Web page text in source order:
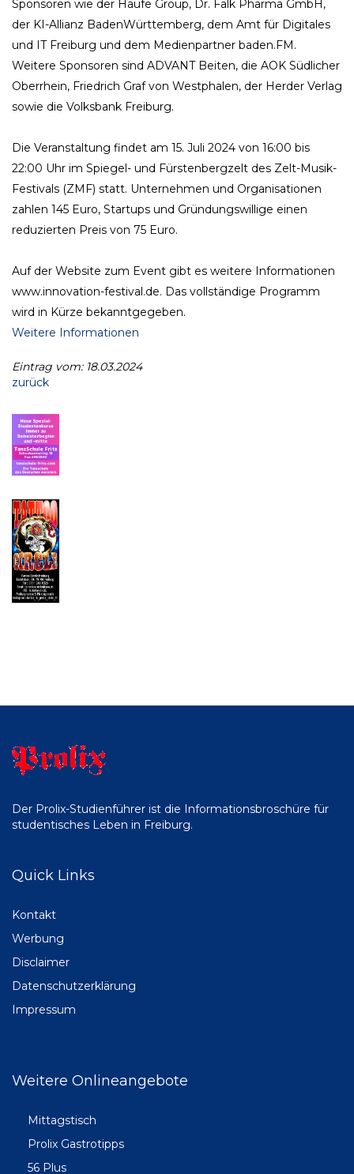
Sponsoren wie der Haufe Group, Dr. Falk Pharma GmbH,
der KI-Allianz BadenWürttemberg, dem Amt für Digitales
und IT Freiburg und dem Medienpartner baden.FM.
Weitere Sponsoren sind ADVANT Beiten, die AOK Südlicher
Oberrhein, Friedrich Graf von Westphalen, der Herder Verlag
sowie die Volksbank Freiburg.
Die Veranstaltung findet am 15. Juli 2024 von 16:00 bis
22:00 Uhr im Spiegel- und Fürstenbergzelt des Zelt-Musik-
Festivals (ZMF) statt. Unternehmen und Organisationen
zahlen 145 Euro, Startups und Gründungswillige einen
reduzierten Preis von 75 Euro.
Auf der Website zum Event gibt es weitere Informationen
www.innovation-festival.de. Das vollständige Programm
wird in Kürze bekanntgegeben.
Weitere Informationen
Eintrag vom: 18.03.2024
zurück
Der Prolix-Studienführer ist die Informationsbroschüre für
studentisches Leben in Freiburg.
Quick Links
Kontakt
Werbung
Disclaimer
Datenschutzerklärung
Impressum
Weitere Onlineangebote
Mittagstisch
Prolix Gastrotipps
56 Plus